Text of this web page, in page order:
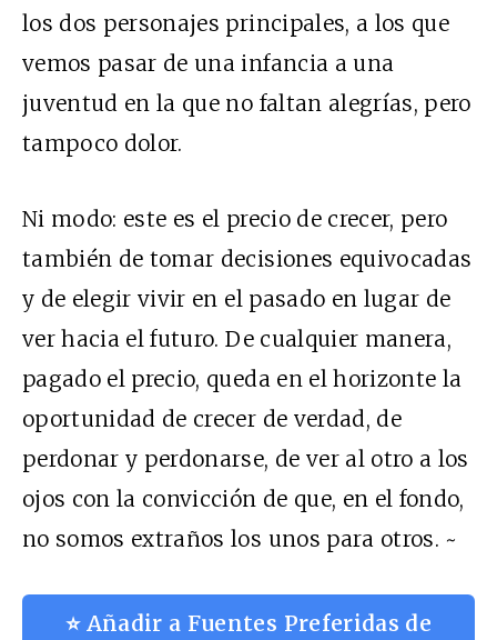
los dos personajes principales, a los que
vemos pasar de una infancia a una
juventud en la que no faltan alegrías, pero
tampoco dolor.
Ni modo: este es el precio de crecer, pero
también de tomar decisiones equivocadas
y de elegir vivir en el pasado en lugar de
ver hacia el futuro. De cualquier manera,
pagado el precio, queda en el horizonte la
oportunidad de crecer de verdad, de
perdonar y perdonarse, de ver al otro a los
ojos con la convicción de que, en el fondo,
no somos extraños los unos para otros. ~
⭐ Añadir a Fuentes Preferidas de